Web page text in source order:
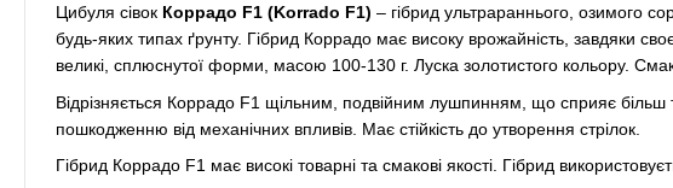
Цибуля сівок Коррадо F1 (Korrado F1) – гібрид ультрараннього, озимого
будь-яких типах ґрунту. Гібрид Коррадо має високу врожайність, завдяки
великі, сплюснутої форми, масою 100-130 г. Луска золотистого кольору.
Відрізняється Коррадо F1 щільним, подвійним лушпинням, що сприяє
пошкодженню від механічних впливів. Має стійкість до утворення стрілок.
Гібрид Коррадо F1 має високі товарні та смакові якості. Гібрид